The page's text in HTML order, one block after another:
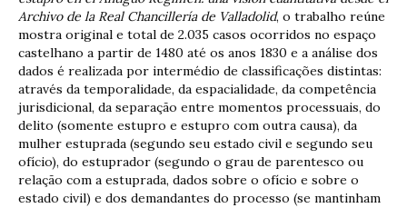
Archivo de la Real Chancillería de Valladolid, o trabalho reúne
mostra original e total de 2.035 casos ocorridos no espaço
castelhano a partir de 1480 até os anos 1830 e a análise dos
dados é realizada por intermédio de classificações distintas:
através da temporalidade, da espacialidade, da competência
jurisdicional, da separação entre momentos processuais, do
delito (somente estupro e estupro com outra causa), da
mulher estuprada (segundo seu estado civil e segundo seu
ofício), do estuprador (segundo o grau de parentesco ou
relação com a estuprada, dados sobre o ofício e sobre o
estado civil) e dos demandantes do processo (se mantinham